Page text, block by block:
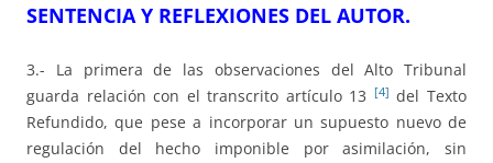
SENTENCIA Y REFLEXIONES DEL AUTOR.
3.- La primera de las observaciones del Alto Tribunal
guarda relación con el transcrito artículo 13 [4] del Texto
Refundido, que pese a incorporar un supuesto nuevo de
regulación del hecho imponible por asimilación, sin